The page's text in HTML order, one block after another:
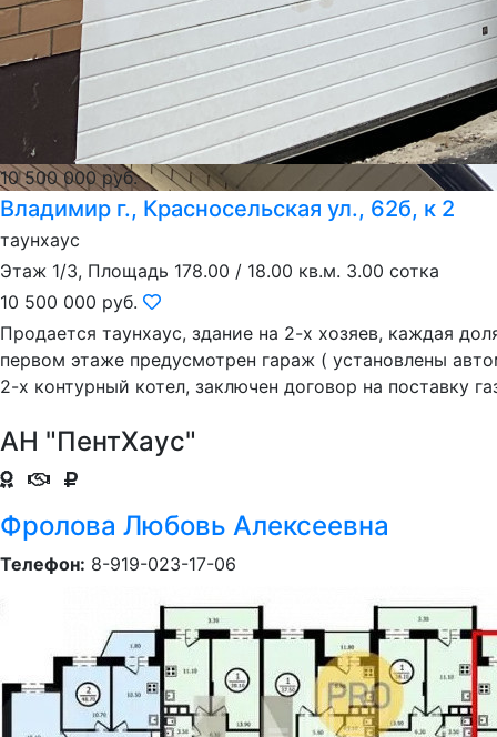
10 500 000 руб.
Владимир г., Красносельская ул., 62б, к 2
таунхаус
Этаж 1/3, Площадь 178.00 / 18.00 кв.м. 3.00 сотка
10 500 000 руб.
Продается таунхаус, здание на 2-х хозяев, каждая
первом этаже предусмотрен гараж ( установлены
2-х контурный котел, заключен договор на поставку
АН "ПентХаус"
Фролова Любовь Алексеевна
Телефон: 8-919-023-17-06